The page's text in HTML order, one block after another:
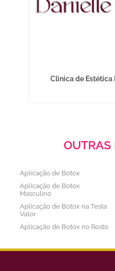
Clinica de Estética
OUTRAS
Aplicação de Botox
Aplicação de Botox
Masculino
Aplicação de Botox na Testa
Valor
Aplicação de Botox no Rosto
Aplicação de Botox nos